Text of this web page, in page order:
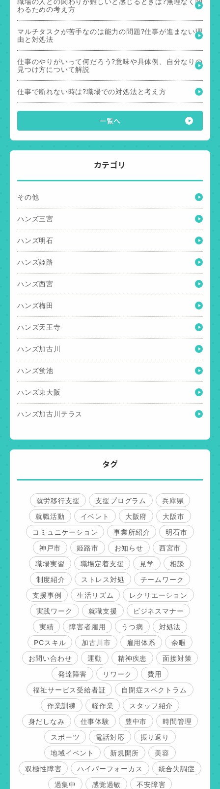
わるための考え方
マルチタスクが苦手なのは能力の問題?仕事が進まない理
由と対処法
仕事のやりがいって何だろう?意味や具体例、自分なりの
見つけ方について解説
仕事で断れない時は?職場での対処法と考え方
一覧へ
カテゴリ
その他
ハンズ三宮
ハンズ明石
ハンズ姫路
ハンズ西宮
ハンズ梅田
ハンズ天王寺
ハンズ加古川
ハンズ蛍池
ハンズ東大阪
ハンズ加古川テラス
タグ
就労移行支援 支援プログラム
兵庫県
就職活動
イベント 大阪府
大阪市
コミュニケーション
事業所紹介
明石市
神戸市
姫路市 お知らせ
西宮市
職場実習
職場定着支援 見学
相談
制度紹介
ストレス対処
チームワーク
支援事例
生活リズム
レクリエーション
実践ワーク
就職支援
ビジネスマナー
実績
障害者雇用 うつ病
対処法
PCスキル
加古川市 雇用体系
余暇
お問い合わせ
運動 精神疾患
面接対策
発達障害
リワーク
費用
福祉サービス受給者証
自閉症スペクトラム
作業訓練
軽作業
スタッフ紹介
身だしなみ
仕事体験 豊中市
時間管理
スポーツ
電話対応
振り返り
地域イベント
新規開所
美容
双極性障害
ハイパーフォーカス
統合失調症
過集中
感覚過敏
不安障害